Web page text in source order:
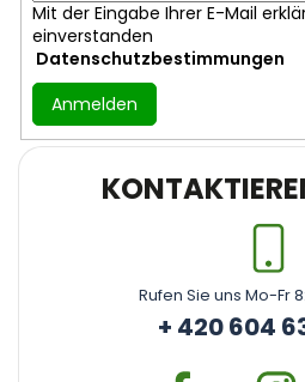
Mit der Eingabe Ihrer E-Mail
einverstanden
Datenschutzbestimmungen
Anmelden
Rufen Sie uns Mo-Fr
+ 420 604